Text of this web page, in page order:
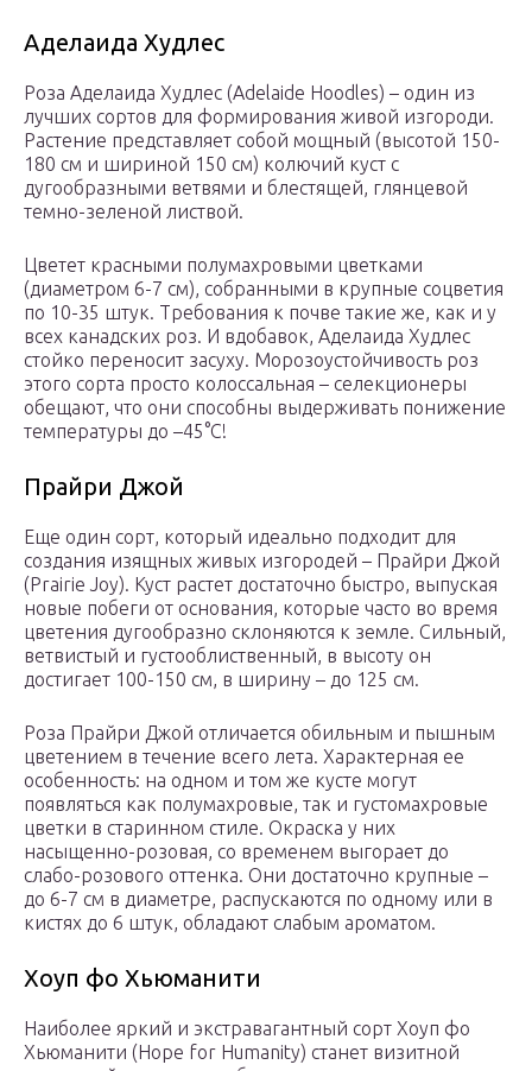
Аделаида Худлес
Роза Аделаида Худлес (Adelaide Hoodles) – один из
лучших сортов для формирования живой изгороди.
Растение представляет собой мощный (высотой 150-
180 см и шириной 150 см) колючий куст с
дугообразными ветвями и блестящей, глянцевой
темно-зеленой листвой.
Цветет красными полумахровыми цветками
(диаметром 6-7 см), собранными в крупные соцветия
по 10-35 штук. Требования к почве такие же, как и у
всех канадских роз. И вдобавок, Аделаида Худлес
стойко переносит засуху. Морозоустойчивость роз
этого сорта просто колоссальная – селекционеры
обещают, что они способны выдерживать понижение
температуры до –45°C!
Прайри Джой
Еще один сорт, который идеально подходит для
создания изящных живых изгородей – Прайри Джой
(Prairie Joy). Куст растет достаточно быстро, выпуская
новые побеги от основания, которые часто во время
цветения дугообразно склоняются к земле. Сильный,
ветвистый и густооблиственный, в высоту он
достигает 100-150 см, в ширину – до 125 см.
Роза Прайри Джой отличается обильным и пышным
цветением в течение всего лета. Характерная ее
особенность: на одном и том же кусте могут
появляться как полумахровые, так и густомахровые
цветки в старинном стиле. Окраска у них
насыщенно-розовая, со временем выгорает до
слабо-розового оттенка. Они достаточно крупные –
до 6-7 см в диаметре, распускаются по одному или в
кистях до 6 штук, обладают слабым ароматом.
Хоуп фо Хьюманити
Наиболее яркий и экстравагантный сорт Хоуп фо
Хьюманити (Hope for Humanity) станет визитной